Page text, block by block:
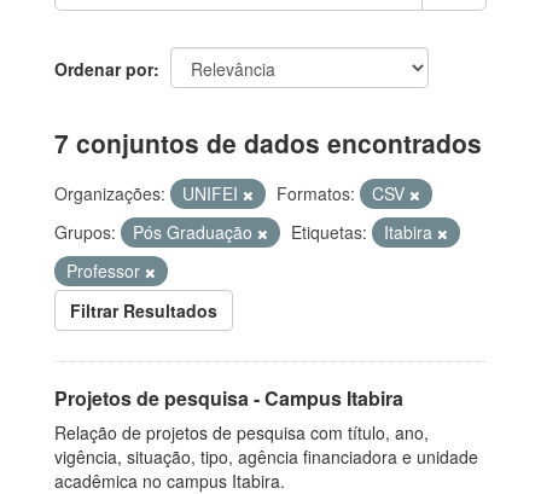
Ordenar por
7 conjuntos de dados encontrados
Organizações: UNIFEI Formatos:
CSV
Grupos:
Pós Graduação Etiquetas:
Itabira
Professor
Filtrar Resultados
Projetos de pesquisa - Campus Itabira
Relação de projetos de pesquisa com título, ano,
vigência, situação, tipo, agência financiadora e unidade
acadêmica no campus Itabira.